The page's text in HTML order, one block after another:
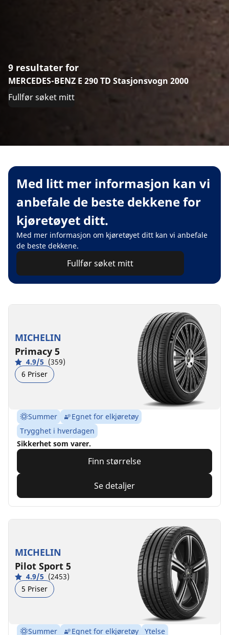
9 resultater for
MERCEDES-BENZ E 290 TD Stasjonsvogn 2000
Fullfør søket mitt
Med litt mer informasjon kan vi
anbefale de beste dekkene for
kjøretøyet ditt.
Med mer informasjon om kjøretøyet ditt kan vi anbefale
de beste dekkene.
Fullfør søket mitt
MICHELIN
Primacy 5
4.9/5 (359)
6 Priser
Summer
Egnet for elkjøretøy
Trygghet i hverdagen
Sikkerhet som varer.
Finn størrelse
Se detaljer
MICHELIN
Pilot Sport 5
4.9/5 (2453)
5 Priser
Summer Egnet for elkjøretøy Ytelse